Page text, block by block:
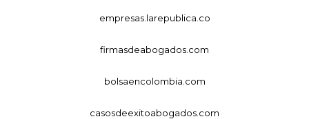
empresas.larepublica.co
firmasdeabogados.com
bolsaencolombia.com
casosdeexitoabogados.com